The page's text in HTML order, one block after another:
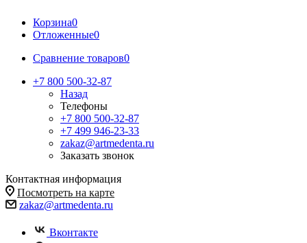
Корзина0
Отложенные0
Сравнение товаров0
+7 800 500-32-87
Назад
Телефоны
+7 800 500-32-87
+7 499 946-23-33
zakaz@artmedenta.ru
Заказать звонок
Контактная информация
Посмотреть на карте
zakaz@artmedenta.ru
Вконтакте